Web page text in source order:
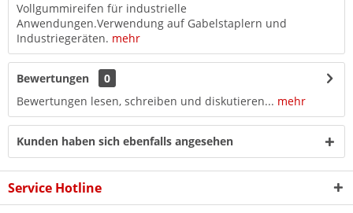
Vollgummireifen für industrielle
Anwendungen.Verwendung auf Gabelstaplern und
Industriegeräten. mehr
Bewertungen
0
Bewertungen lesen, schreiben und diskutieren... mehr
Kunden haben sich ebenfalls angesehen
Service Hotline